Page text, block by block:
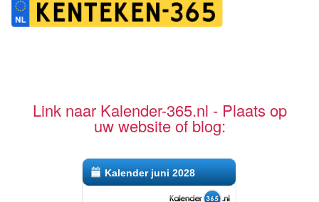
Link naar Kalender-365.nl - Plaats op
uw website of blog:
Kalender juni 2028